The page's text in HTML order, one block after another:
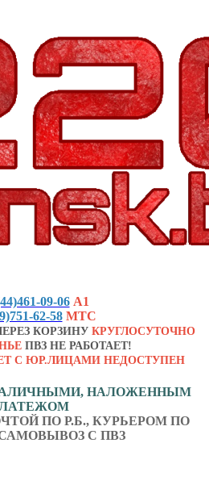
09-06 А1
62-58 МТС
КОРЗИНУ КРУГЛОСУТОЧНО
ПВЗ НЕ РАБОТАЕТ!
С ЮР.ЛИЦАМИ НЕДОСТУПЕН
НАЛОЖЕННЫМ
ПО Р.Б., КУРЬЕРОМ ПО
С ПВЗ